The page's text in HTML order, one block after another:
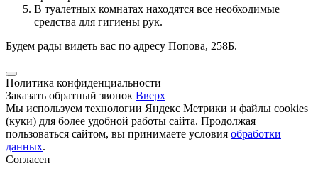
В туалетных комнатах находятся все необходимые
средства для гигиены рук.
Будем рады видеть вас по адресу Попова, 258Б.
Политика конфиденциальности
Заказать обратный звонок Вверх
Мы используем технологии Яндекс Метрики и файлы cookies
(куки) для более удобной работы сайта. Продолжая
пользоваться сайтом, вы принимаете условия обработки
данных.
Согласен